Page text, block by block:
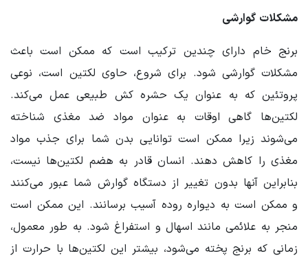
مشکلات گوارشی
برنج خام دارای چندین ترکیب است که ممکن است باعث
مشکلات گوارشی شود. برای شروع، حاوی لکتین است، نوعی
پروتئین که به عنوان یک حشره کش طبیعی عمل می‌کند.
لکتین‌ها گاهی اوقات به عنوان مواد ضد مغذی شناخته
می‌شوند زیرا ممکن است توانایی بدن شما برای جذب مواد
مغذی را کاهش دهند. انسان قادر به هضم لکتین‌ها نیست،
بنابراین آنها بدون تغییر از دستگاه گوارش شما عبور می‌کنند
و ممکن است به دیواره روده آسیب برسانند. این ممکن است
منجر به علائمی مانند اسهال و استفراغ شود. به طور معمول،
زمانی که برنج پخته می‌شود، بیشتر این لکتین‌ها با حرارت از